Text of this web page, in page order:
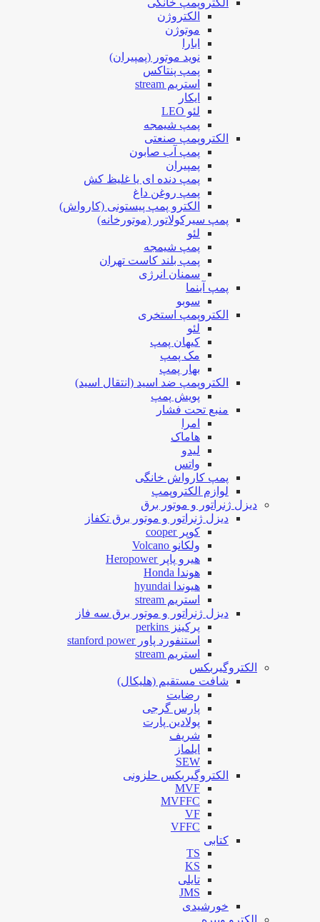
الکتروژن
موتوژن
ابارا
نوید موتور (پمپیران)
پمپ پنتاکس
استریم stream
ایکار
لئو LEO
پمپ شیمجه
الکتروپمپ صنعتی
پمپ آب صابون
پمپیران
پمپ دنده ای یا غلیظ کش
پمپ روغن داغ
الکترو پمپ پیستونی (کارواش)
پمپ سیرکولاتور (موتورخانه)
لئو
پمپ شیمجه
پمپ بلند کاست تهران
سمنان انرژی
پمپ آبنما
سوبو
الکتروپمپ استخری
لئو
کیهان پمپ
مک پمپ
بهار پمپ
الکتروپمپ ضد اسید (انتقال اسید)
پویش پمپ
منبع تحت فشار
امرا
هاماک
لیدو
واتس
پمپ کارواش خانگی
لوازم الکتروپمپ
دیزل ژنراتور و موتور برق
دیزل ژنراتور و موتور برق تکفاز
کوپر cooper
ولکانو Volcano
هیرو پاپر Heropower
هوندا Honda
هیوندا hyundai
استریم stream
دیزل ژنراتور و موتور برق سه فاز
پرکینز perkins
استنفورد پاور stanford power
استریم stream
الکتروگیربکس
شافت مستقیم (هلیکال)
رضایت
پارس گرجی
پولادین پارت
شریف
ایلماز
SEW
الکتروگیربکس حلزونی
MVF
MVFFC
VF
VFFC
کتابی
TS
KS
تایلی
JMS
خورشیدی
الکترو ویبره